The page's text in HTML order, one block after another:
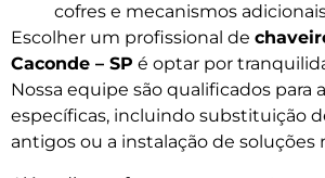
cofres e mecanismos
Escolher um profissional de
Caconde – SP é optar por
Nossa equipe são qualificados para
específicas, incluindo substituição
antigos ou a instalação de soluções